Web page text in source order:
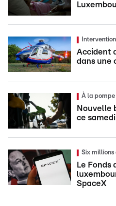
Accident
dans une
À la pompe
Nouvelle
ce samedi
Six millions
Le Fonds
SpaceX